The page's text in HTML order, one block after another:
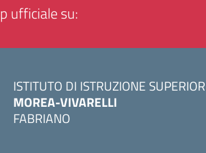
ufficiale su:
ISTITUTO DI ISTRUZIONE
MOREA-VIVARELLI
FABRIANO